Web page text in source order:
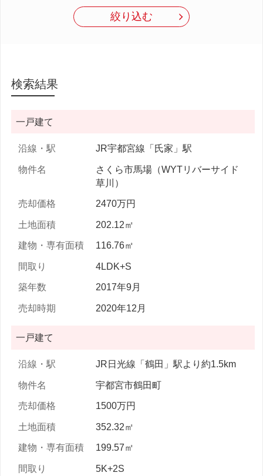
絞り込む
検索結果
一戸建て
JR宇都宮線「氏家」駅
さくら市馬場（WYTリバーサイド
草川）
2470万円
202.12㎡
116.76㎡
4LDK+S
2017年9月
2020年12月
一戸建て
JR日光線「鶴田」駅より約1.5km
宇都宮市鶴田町
1500万円
352.32㎡
199.57㎡
5K+2S